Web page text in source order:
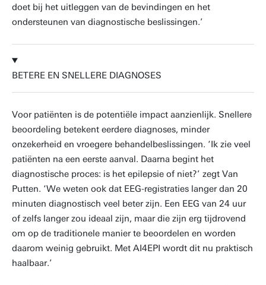
doet bij het uitleggen van de bevindingen en het
ondersteunen van diagnostische beslissingen.’
BETERE EN SNELLERE DIAGNOSES
Voor patiënten is de potentiële impact aanzienlijk. Snellere
beoordeling betekent eerdere diagnoses, minder
onzekerheid en vroegere behandelbeslissingen. ‘Ik zie veel
patiënten na een eerste aanval. Daarna begint het
diagnostische proces: is het epilepsie of niet?’ zegt Van
Putten. ‘We weten ook dat EEG-registraties langer dan 20
minuten diagnostisch veel beter zijn. Een EEG van 24 uur
of zelfs langer zou ideaal zijn, maar die zijn erg tijdrovend
om op de traditionele manier te beoordelen en worden
daarom weinig gebruikt. Met AI4EPI wordt dit nu praktisch
haalbaar.’